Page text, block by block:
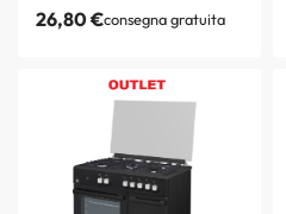
26,80€consegna gratuita